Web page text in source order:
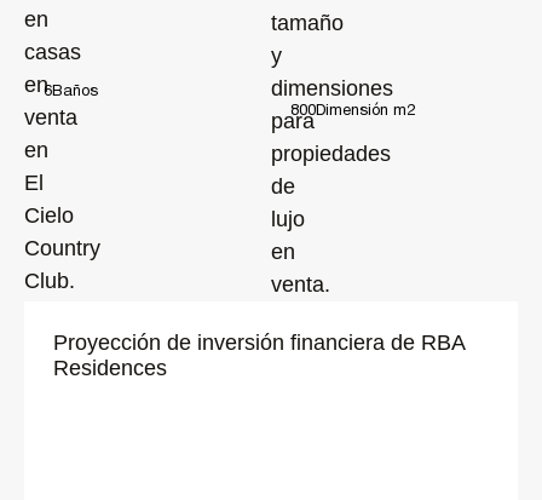
hacer una cita para conocer más acerca de esta propiedad.
RBA Residences, una residencia excepcional y una gran inversión.
Excelencia operativa, transparencia y control.
Bienvenido al L'Art de Vivre.
Para conocer más acerca de RBA, síguenos en Instagram:
@rbaresidences
Baños
6
Dimensión m2
800
Proyección de inversión financiera de RBA
Residences